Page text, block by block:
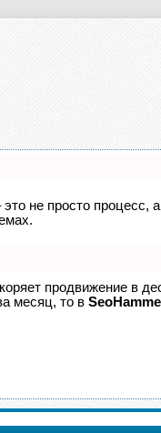
не просто процесс,
продвижение в
месяц, то в